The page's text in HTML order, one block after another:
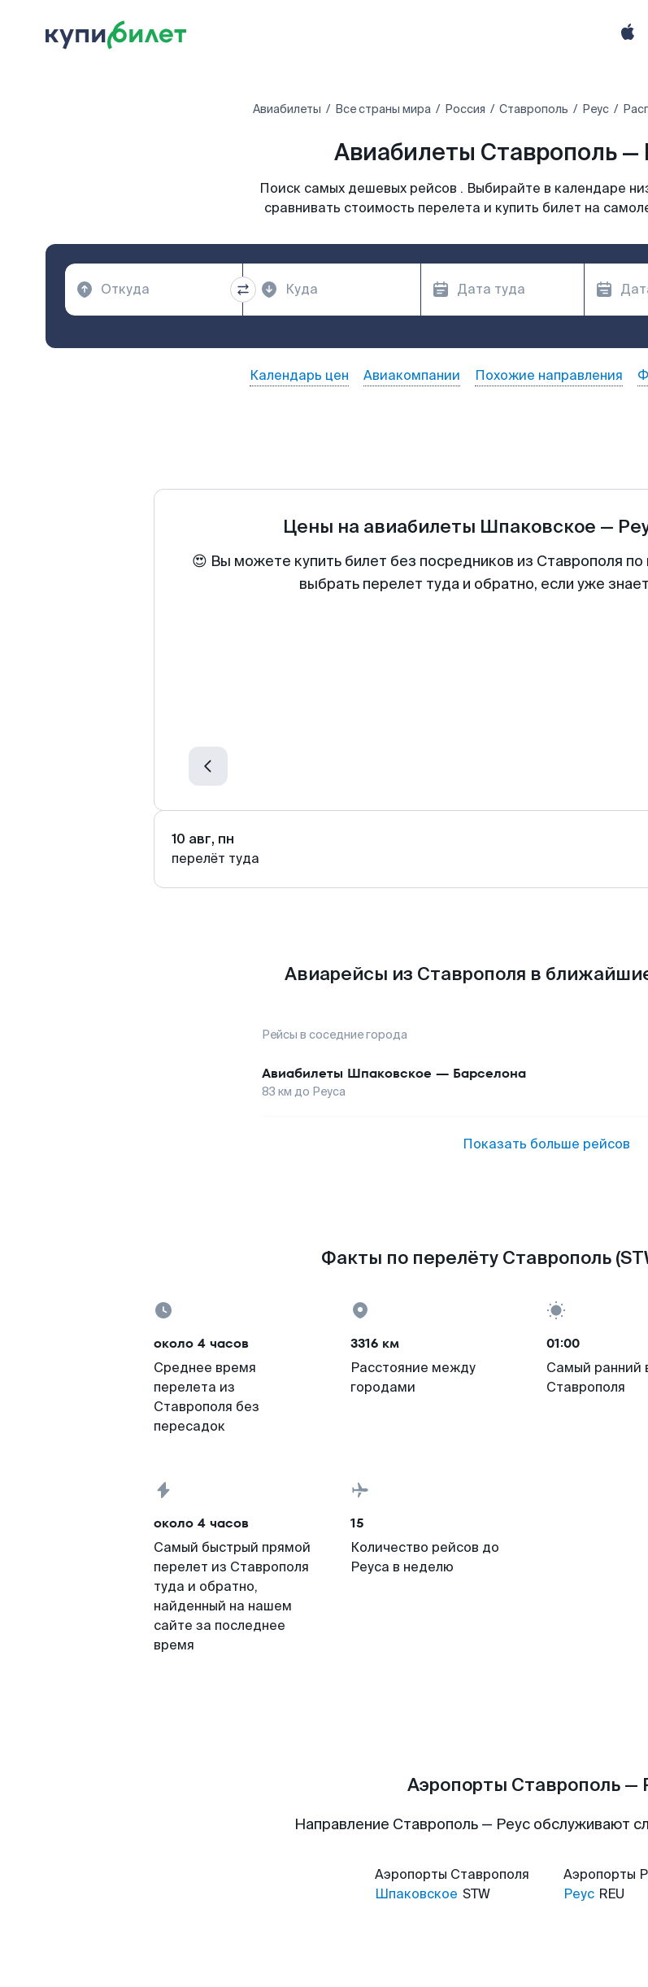
Авиабилеты Все страны мира Россия Ставрополь Реус
Авиабилеты Ставрополь —
Поиск самых дешевых рейсов . Выбирайте в календаре
сравнивать стоимость перелета и купить билет на
Календарь цен Авиакомпании Похожие направления
Цены на авиабилеты Шпаковское —
😍 Вы можете купить билет без посредников из Ставрополя
выбрать перелет туда и обратно, если уже
10 авг, пн
перелёт туда
Авиарейсы из Ставрополя в
Рейсы в соседние города
Авиабилеты Шпаковское — Барселона
83 км до Реуса
Показать больше рейсов
Факты по перелёту Ставрополь
около 4 часов
Среднее время
перелета из
Ставрополя без
пересадок
3316 км
Расстояние между
городами
01:00
Самый ранний
Ставрополя
около 4 часов
Самый быстрый прямой
перелет из Ставрополя
туда и обратно,
найденный на нашем
сайте за последнее
время
15
Количество рейсов до
Реуса в неделю
Аэропорты Ставрополь —
Направление Ставрополь — Реус обслуживают
Аэропорты Ставрополя
Шпаковское STW
Аэропорты
Реус REU